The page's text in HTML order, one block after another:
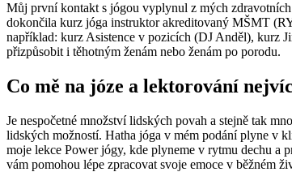
Můj první kontakt s jógou vyplynul z mých zdravotních
dokončila kurz jóga instruktor akreditovaný MŠMT
například: kurz Asistence v pozicích (DJ Anděl), kurz
přizpůsobit i těhotným ženám nebo ženám po porodu.
Co mě na józe a lektorování
Je nespočetné množství lidských povah a stejně tak
lidských možností. Hatha jóga v mém podání plyne v
moje lekce Power jógy, kde plyneme v rytmu dechu a
vám pomohou lépe zpracovat svoje emoce v běžném